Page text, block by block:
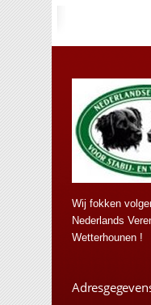
Wij fokken
Nederlands
Wetterhounen !